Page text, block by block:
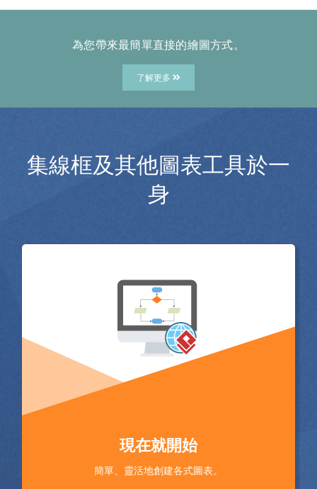
為您帶來最簡單直接的繪圖方式。
了解更多
集線框及其他圖表工具於一
身
現在就開始
簡單、靈活地創建各式圖表。